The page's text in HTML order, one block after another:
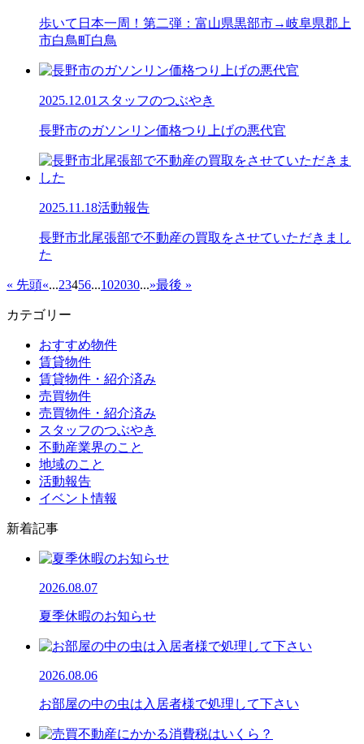
歩いて日本一周！第二弾：富山県黒部市→岐阜県郡上
市白鳥町白鳥
2025.12.01 スタッフのつぶやき
長野市のガソンリン価格つり上げの悪代官
2025.11.18活動報告
長野市北尾張部で不動産の買取をさせていただきまし
た
« 先頭«...23456...102030...»最後 »
カテゴリー
おすすめ物件
賃貸物件
賃貸物件・紹介済み
売買物件
売買物件・紹介済み
スタッフのつぶやき
不動産業界のこと
地域のこと
活動報告
イベント情報
新着記事
2026.08.07
夏季休暇のお知らせ
2026.08.06
お部屋の中の虫は入居者様で処理して下さい